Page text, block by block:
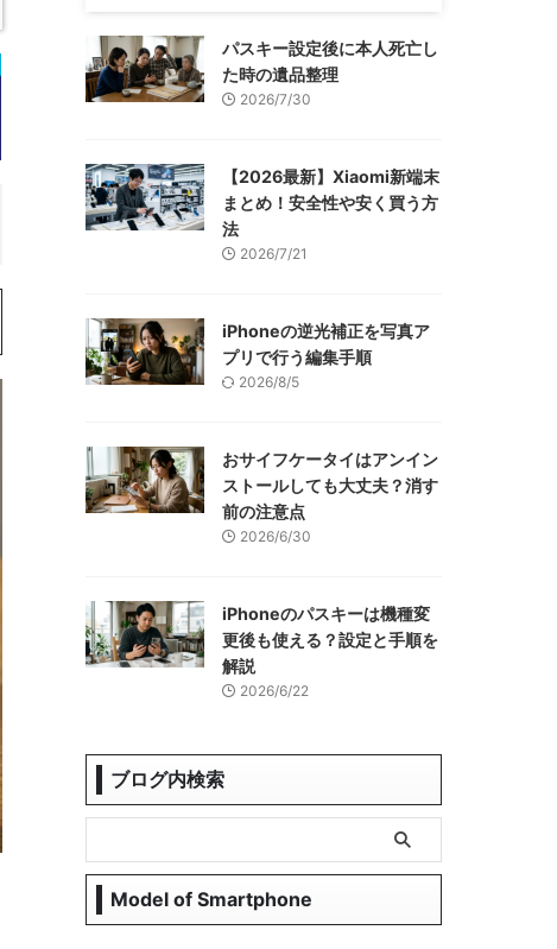
パスキー設定後に本人死亡し
た時の遺品整理
2026/7/30
【2026最新】Xiaomi新端末
まとめ！安全性や安く買う方
法
2026/7/21
iPhoneの逆光補正を写真ア
プリで行う編集手順
2026/8/5
おサイフケータイはアンイン
ストールしても大丈夫？消す
前の注意点
2026/6/30
iPhoneのパスキーは機種変
更後も使える？設定と手順を
解説
2026/6/22
ブログ内検索
Model of Smartphone